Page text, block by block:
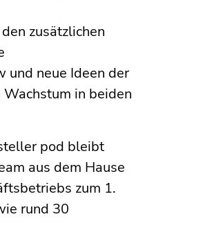
zusätzlichen
und neue Ideen der
in beiden
pod bleibt
aus dem Hause
zum 1.
rund 30